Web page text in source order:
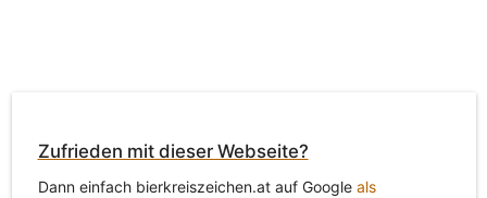
Zufrieden mit dieser Webseite?
Dann einfach bierkreiszeichen.at auf Google als